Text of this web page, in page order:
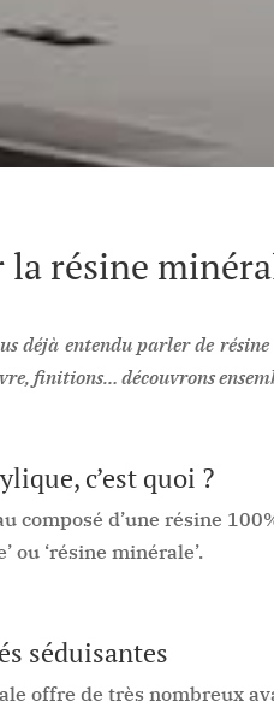
la résine
déjà entendu parler de
finitions… découvrons
c’est quoi ?
composé d’une résine
ou ‘résine minérale’.
séduisantes
offre de très nombreux